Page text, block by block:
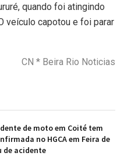
quando foi atingindo
veículo capotou e foi parar
CN * Beira Rio Noticias
de moto em Coité tem
no HGCA em Feira de
de acidente